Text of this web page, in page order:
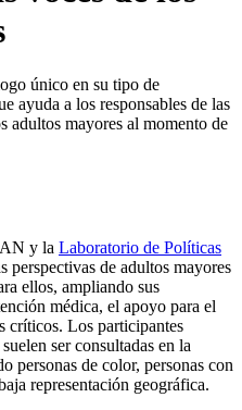
único en su tipo de
ayuda a los responsables de las
adultos mayores al momento de
y la Laboratorio de Políticas
perspectivas de adultos mayores
ellos, ampliando sus
médica, el apoyo para el
críticos. Los participantes
ser consultadas en la
personas de color, personas con
representación geográfica.